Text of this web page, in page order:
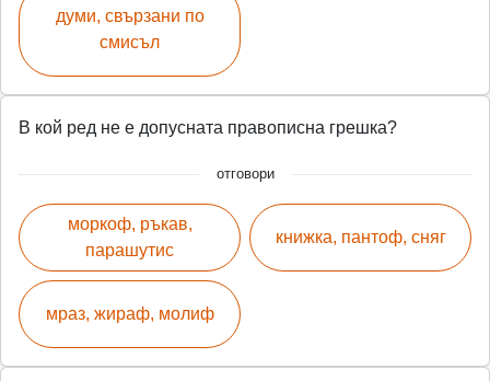
думи, свързани по
смисъл
В кой ред не е допусната правописна грешка?
отговори
моркоф, ръкав,
парашутис
мраз, жираф, молиф
книжка, пантоф, сняг